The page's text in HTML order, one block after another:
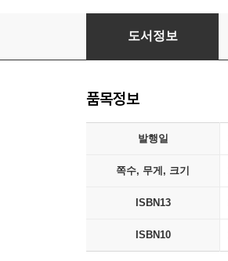
마침내 운전
도서정보
품목정보
발행일
쪽수, 무게, 크기
ISBN13
ISBN10